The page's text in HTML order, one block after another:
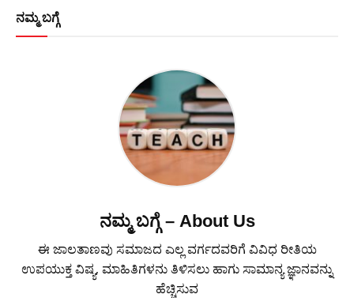
ನಮ್ಮ ಬಗ್ಗೆ
ನಮ್ಮ ಬಗ್ಗೆ – About Us
ಈ ಜಾಲತಾಣವು ಸಮಾಜದ ಎಲ್ಲ ವರ್ಗದವರಿಗೆ ವಿವಿಧ ರೀತಿಯ
ಉಪಯುಕ್ತ ವಿಷ್ಯ, ಮಾಹಿತಿಗಳನು ತಿಳಿಸಲು ಹಾಗು ಸಾಮಾನ್ಯ ಜ್ಞಾನವನ್ನು
ಹೆಚ್ಚಿಸುವ